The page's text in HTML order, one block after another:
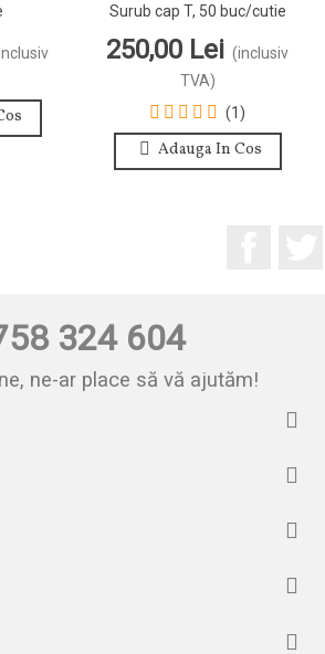
Surub cap T, 50 buc/cutie
250,00 Lei (inclusiv
TVA)
(1)
Adauga In Cos
324 604
ne-ar place să vă ajutăm!